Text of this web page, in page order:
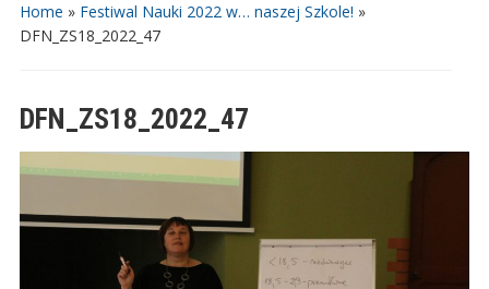
Home » Festiwal Nauki 2022 w… naszej Szkole! »
DFN_ZS18_2022_47
DFN_ZS18_2022_47